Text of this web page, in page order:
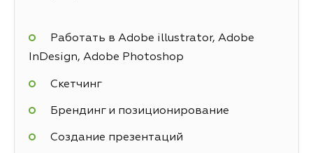
Работать в Adobe illustrator, Adobe
InDesign, Adobe Photoshop
Скетчинг
Брендинг и позиционирование
Создание презентаций